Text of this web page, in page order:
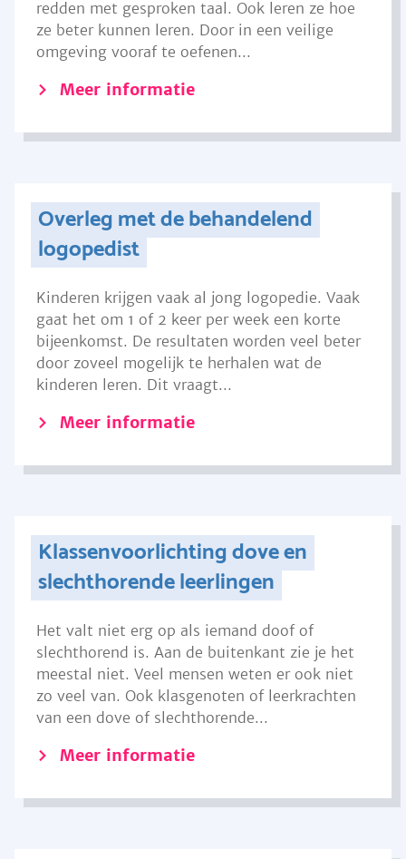
redden met gesproken taal. Ook leren ze hoe
ze beter kunnen leren. Door in een veilige
omgeving vooraf te oefenen...
Meer informatie
Overleg met de behandelend
logopedist
Kinderen krijgen vaak al jong logopedie. Vaak
gaat het om 1 of 2 keer per week een korte
bijeenkomst. De resultaten worden veel beter
door zoveel mogelijk te herhalen wat de
kinderen leren. Dit vraagt...
Meer informatie
Klassenvoorlichting dove en
slechthorende leerlingen
Het valt niet erg op als iemand doof of
slechthorend is. Aan de buitenkant zie je het
meestal niet. Veel mensen weten er ook niet
zo veel van. Ook klasgenoten of leerkrachten
van een dove of slechthorende...
Meer informatie